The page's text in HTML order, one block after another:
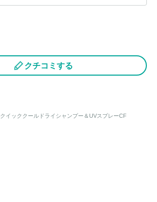
クチコミする
クイッククールドライシャンプー＆UVスプレーCF